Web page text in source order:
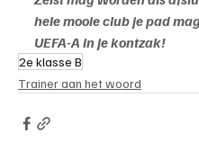
hele mooie club je pad
UEFA-A in je kontzak!
2e klasse B
Trainer aan het woord